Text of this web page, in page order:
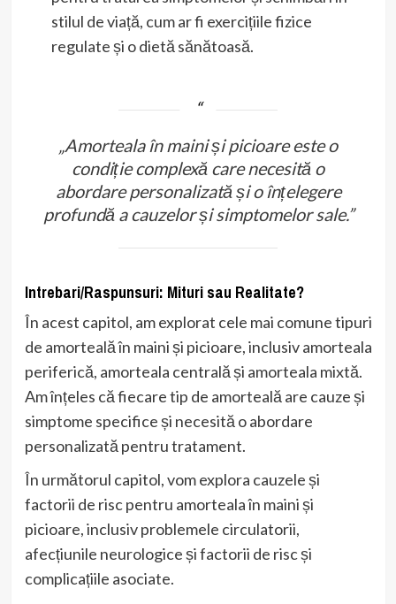
stilul de viață, cum ar fi exercițiile fizice
regulate și o dietă sănătoasă.
„Amorteala în maini și picioare este o
condiție complexă care necesită o
abordare personalizată și o înțelegere
profundă a cauzelor și simptomelor sale.”
Intrebari/Raspunsuri: Mituri sau Realitate?
În acest capitol, am explorat cele mai comune tipuri
de amorteală în maini și picioare, inclusiv amorteala
periferică, amorteala centrală și amorteala mixtă.
Am înțeles că fiecare tip de amorteală are cauze și
simptome specifice și necesită o abordare
personalizată pentru tratament.
În următorul capitol, vom explora cauzele și
factorii de risc pentru amorteala în maini și
picioare, inclusiv problemele circulatorii,
afecțiunile neurologice și factorii de risc și
complicațiile asociate.